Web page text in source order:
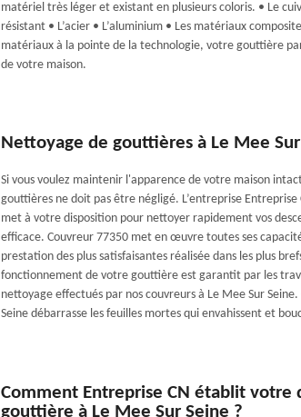
matériel très léger et existant en plusieurs coloris. • Le
résistant • L’acier • L’aluminium • Les matériaux
matériaux à la pointe de la technologie, votre gouttière
de votre maison.
Nettoyage de gouttières à Le Mee
Si vous voulez maintenir l'apparence de votre maison
gouttières ne doit pas être négligé. L’entreprise Entreprise
met à votre disposition pour nettoyer rapidement vos
efficace. Couvreur 77350 met en œuvre toutes ses
prestation des plus satisfaisantes réalisée dans les plus
fonctionnement de votre gouttière est garantit par les
nettoyage effectués par nos couvreurs à Le Mee Sur
Seine débarrasse les feuilles mortes qui envahissent et
Comment Entreprise CN établit votre
gouttière à Le Mee Sur Seine ?